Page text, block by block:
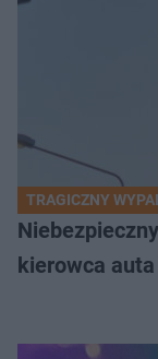
TRAGICZNY
kierowca auta